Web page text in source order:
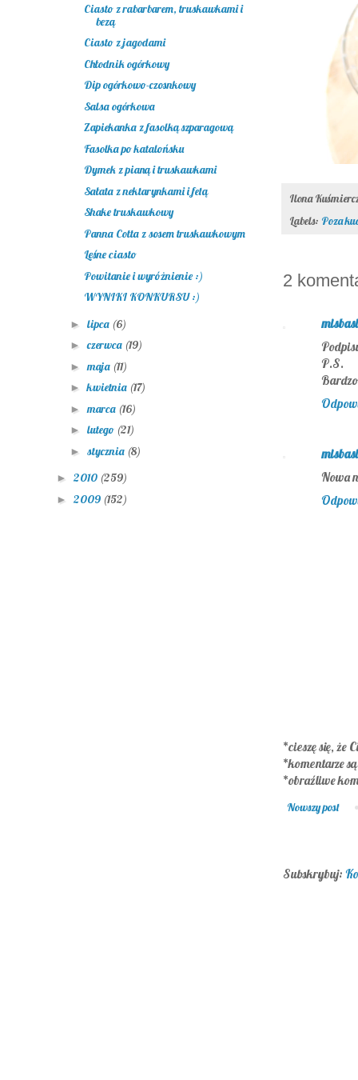
Ilona
Labels: Poza
2
P.S.
Nowa
*cieszę się, że
*komentarze
*obraźliwe
Nowszy post
Subskrybuj:
Ciasto z rabarbarem, truskawkami i
bezą
Ciasto z jagodami
Chłodnik ogórkowy
Dip ogórkowo-czosnkowy
Salsa ogórkowa
Zapiekanka z fasolką szparagową
Fasolka po katalońsku
Dymek z pianą i truskawkami
Sałata z nektarynkami i fetą
Shake truskawkowy
Panna Cotta z sosem truskawkowym
Leśne ciasto
Powitanie i wyróżnienie :)
WYNIKI KONKURSU :)
► lipca (6)
►czerwca (19)
► maja (11)
►kwietnia (17)
► marca (16)
► lutego (21)
► stycznia (8)
► 2010 (259)
► 2009 (152)